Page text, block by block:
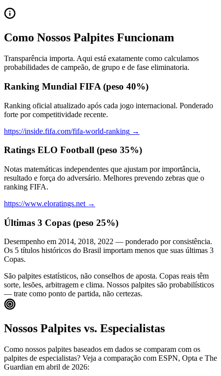
Como Nossos Palpites Funcionam
Transparência importa. Aqui está exatamente como calculamos
probabilidades de campeão, de grupo e de fase eliminatoria.
Ranking Mundial FIFA (peso 40%)
Ranking oficial atualizado após cada jogo internacional. Ponderado
forte por competitividade recente.
https://inside.fifa.com/fifa-world-ranking →
Ratings ELO Football (peso 35%)
Notas matemáticas independentes que ajustam por importância,
resultado e força do adversário. Melhores prevendo zebras que o
ranking FIFA.
https://www.eloratings.net →
Últimas 3 Copas (peso 25%)
Desempenho em 2014, 2018, 2022 — ponderado por consistência.
Os 5 títulos históricos do Brasil importam menos que suas últimas 3
Copas.
São palpites estatísticos, não conselhos de aposta. Copas reais têm
sorte, lesões, arbitragem e clima. Nossos palpites são probabilísticos
— trate como ponto de partida, não certezas.
Nossos Palpites vs. Especialistas
Como nossos palpites baseados em dados se comparam com os
palpites de especialistas? Veja a comparação com ESPN, Opta e The
Guardian em abril de 2026: